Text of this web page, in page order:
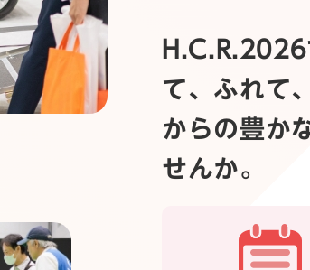
て、ふれて
からの豊か
せんか。